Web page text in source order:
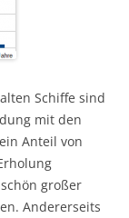
Schiffe sind
mit den
Anteil von
großer
Andererseits